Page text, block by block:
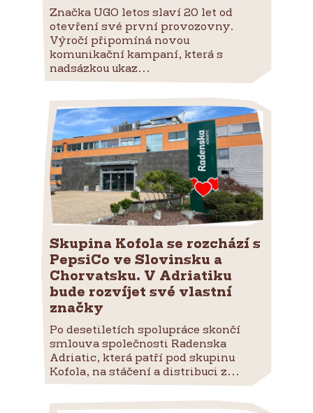
Značka UGO letos slaví 20 let od
otevření své první provozovny.
Výročí připomíná novou
komunikační kampaní, která s
nadsázkou ukaz...
Skupina Kofola se rozchází s
PepsiCo ve Slovinsku a
Chorvatsku. V Adriatiku
bude rozvíjet své vlastní
značky
Po desetiletích spolupráce skončí
smlouva společnosti Radenska
Adriatic, která patří pod skupinu
Kofola, na stáčení a distribuci z...